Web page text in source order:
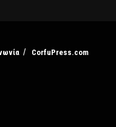
CorfuPress.com